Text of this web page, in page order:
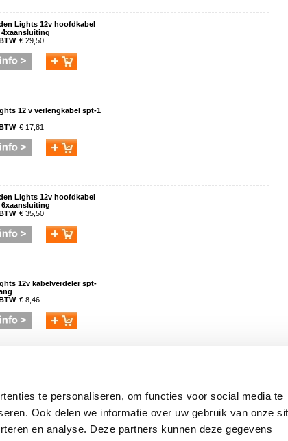
te personaliseren, om functies voor social media te
Ook delen we informatie over uw gebruik van onze
en analyse. Deze partners kunnen deze gegevens
Lights 12v hoofdkabel
4xaansluiting
€ 29,50
12 v verlengkabel spt-1
€ 17,81
Lights 12v hoofdkabel
6xaansluiting
€ 35,50
12v kabelverdeler spt-
€ 8,46
afstandsbediening &
volt